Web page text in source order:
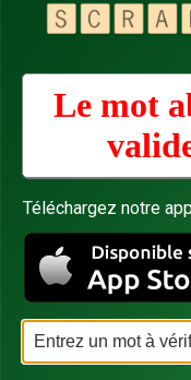
Le mot
Téléchargez notre